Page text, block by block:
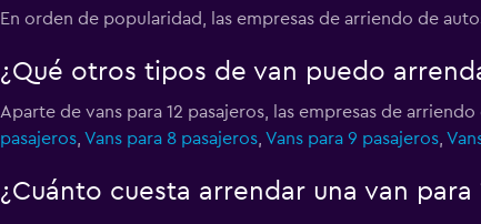
En orden de popularidad, las empresas de arriendo de
¿Qué otros tipos de van puedo
Aparte de vans para 12 pasajeros, las empresas de
pasajeros, Vans para 8 pasajeros, Vans para 9 pasajeros,
¿Cuánto cuesta arrendar una van